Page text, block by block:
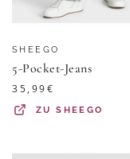
SHEEGO
5-Pocket-Jeans
35,99€
ZUSHEEGO